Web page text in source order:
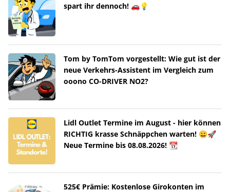
spart ihr dennoch! 🚗💡
Tom by TomTom vorgestellt: Wie gut ist der
neue Verkehrs-Assistent im Vergleich zum
ooono CO-DRIVER NO2?
Lidl Outlet Termine im August - hier können
RICHTIG krasse Schnäppchen warten! 😀🚀
Neue Termine bis 08.08.2026! 📆
525€ Prämie: Kostenlose Girokonten im